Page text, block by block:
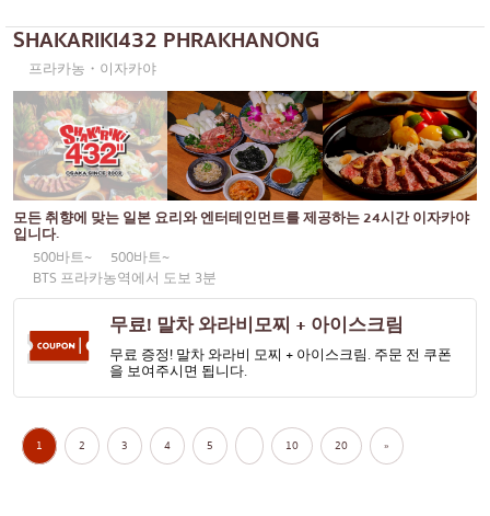
SHAKARIKI432 PHRAKHANONG
프라카농・이자카야
모든 취향에 맞는 일본 요리와 엔터테인먼트를 제공하는 24시간 이자카야
입니다.
500바트~
500바트~
BTS 프라카농역에서 도보 3분
무료! 말차 와라비모찌 + 아이스크림
무료 증정! 말차 와라비 모찌 + 아이스크림. 주문 전 쿠폰
을 보여주시면 됩니다.
1 2 3 4 5 10 20 »